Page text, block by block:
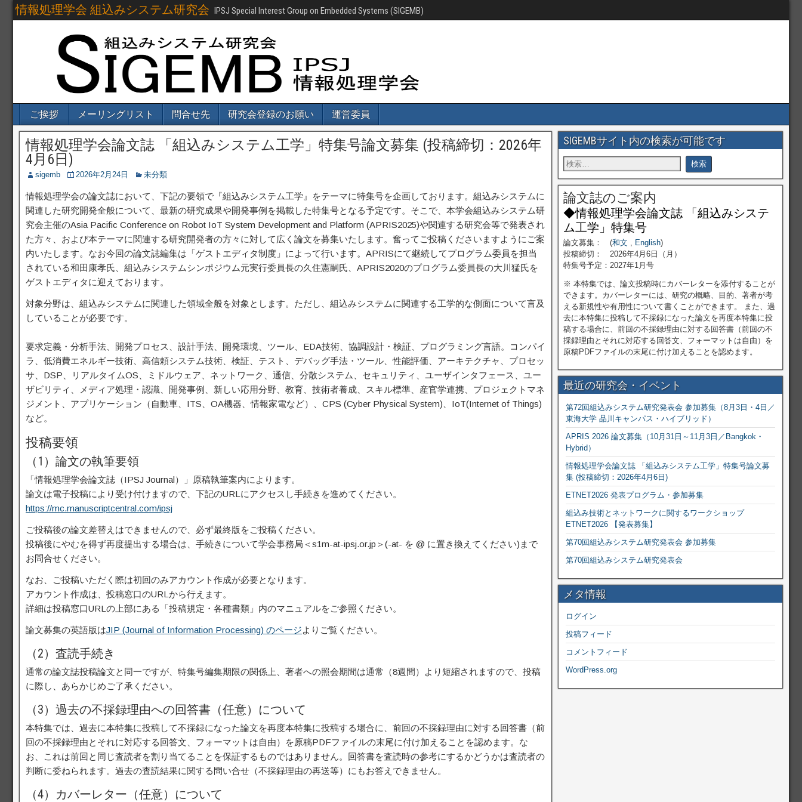
情報処理学会 組込みシステム研究会 IPSJ Special Interest Group on Embedded Systems (SIGEMB)
ご挨拶 メーリングリスト 問合せ先 研究会登録のお願い 運営委員
情報処理学会論文誌 「組込みシステム工学」特集号論文募集 (投稿締切：2026年
4月6日)
sigemb 2026年2月24日 未分類
情報処理学会の論文誌において、下記の要領で『組込みシステム工学』をテーマに特集号を企画しております。組込みシステムに
関連した研究開発全般について、最新の研究成果や開発事例を掲載した特集号となる予定です。そこで、本学会組込みシステム研
究会主催のAsia Pacific Conference on Robot IoT System Development and Platform (APRIS2025)や関連する研究会等で発表され
た方々、および本テーマに関連する研究開発者の方々に対して広く論文を募集いたします。奮ってご投稿くださいますようにご案
内いたします。なお今回の論文誌編集は「ゲストエディタ制度」によって行います。APRISにて継続してプログラム委員を担当
されている和田康孝氏、組込みシステムシンポジウム元実行委員長の久住憲嗣氏、APRIS2020のプログラム委員長の大川猛氏を
ゲストエディタに迎えております。
対象分野は、組込みシステムに関連した領域全般を対象とします。ただし、組込みシステムに関連する工学的な側面について言及
していることが必要です。
要求定義・分析手法、開発プロセス、設計手法、開発環境、ツール、EDA技術、協調設計・検証、プログラミング言語。コンパイ
ラ、低消費エネルギー技術、高信頼システム技術、検証、テスト、デバッグ手法・ツール、性能評価、アーキテクチャ、プロセッ
サ、DSP、リアルタイムOS、ミドルウェア、ネットワーク、通信、分散システム、セキュリティ、ユーザインタフェース、ユー
ザビリティ、メディア処理・認識、開発事例、新しい応用分野、教育、技術者養成、スキル標準、産官学連携、プロジェクトマネ
ジメント、アプリケーション（自動車、ITS、OA機器、情報家電など）、CPS (Cyber Physical System)、IoT(Internet of Things)
など。
投稿要領
（1）論文の執筆要領
「情報処理学会論文誌（IPSJ Journal）」原稿執筆案内によります。
論文は電子投稿により受け付けますので、下記のURLにアクセスし手続きを進めてください。
https://mc.manuscriptcentral.com/ipsj
ご投稿後の論文差替えはできませんので、必ず最終版をご投稿ください。
投稿後にやむを得ず再度提出する場合は、手続きについて学会事務局＜s1m-at-ipsj.or.jp＞(-at- を @ に置き換えてください)まで
お問合せください。
なお、ご投稿いただく際は初回のみアカウント作成が必要となります。
アカウント作成は、投稿窓口のURLから行えます。
詳細は投稿窓口URLの上部にある「投稿規定・各種書類」内のマニュアルをご参照ください。
論文募集の英語版はJIP (Journal of Information Processing) のページよりご覧ください。
（2）査読手続き
通常の論文誌投稿論文と同一ですが、特集号編集期限の関係上、著者への照会期間は通常（8週間）より短縮されますので、投稿
に際し、あらかじめご了承ください。
（3）過去の不採録理由への回答書（任意）について
本特集では、過去に本特集に投稿して不採録になった論文を再度本特集に投稿する場合に、前回の不採録理由に対する回答書（前
回の不採録理由とそれに対応する回答文、フォーマットは自由）を原稿PDFファイルの末尾に付け加えることを認めます。な
お、これは前回と同じ査読者を割り当てることを保証するものではありません。回答書を査読時の参考にするかどうかは査読者の
判断に委ねられます。過去の査読結果に関する問い合せ（不採録理由の再送等）にもお答えできません。
（4）カバーレター（任意）について
SIGEMBサイト内の検索が可能です
論文誌のご案内
◆情報処理学会論文誌 「組込みシステ
ム工学」特集号
論文募集： (和文 , English)
投稿締切： 2026年4月6日（月）
特集号予定：2027年1月号
※ 本特集では、論文投稿時にカバーレターを添付することが
できます。カバーレターには、研究の概略、目的、著者が考
える新規性や有用性について書くことができます。 また、過
去に本特集に投稿して不採録になった論文を再度本特集に投
稿する場合に、前回の不採録理由に対する回答書（前回の不
採録理由とそれに対応する回答文、フォーマットは自由）を
原稿PDFファイルの末尾に付け加えることを認めます。
最近の研究会・イベント
第72回組込みシステム研究発表会 参加募集（8月3日・4日／
東海大学 品川キャンパス・ハイブリッド）
APRIS 2026 論文募集（10月31日～11月3日／Bangkok・
Hybrid）
情報処理学会論文誌 「組込みシステム工学」特集号論文募
集 (投稿締切：2026年4月6日)
ETNET2026 発表プログラム・参加募集
組込み技術とネットワークに関するワークショップ
ETNET2026 【発表募集】
第70回組込みシステム研究発表会 参加募集
第70回組込みシステム研究発表会
メタ情報
ログイン
投稿フィード
コメントフィード
WordPress.org